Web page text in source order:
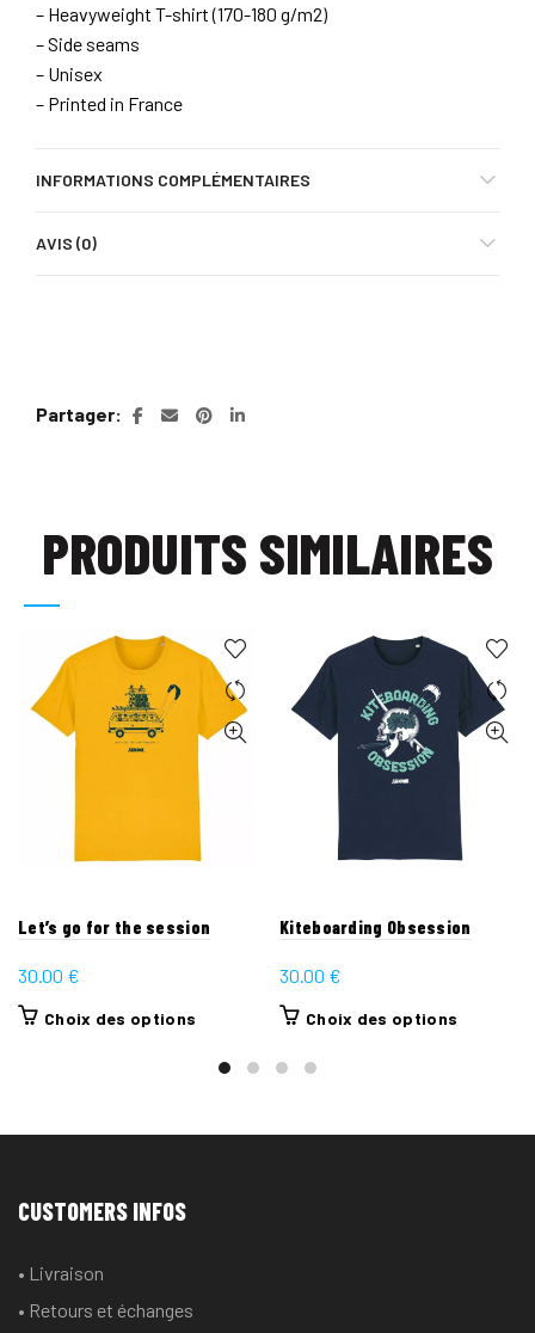
– Heavyweight T-shirt (170-180 g/m2)
– Side seams
– Unisex
– Printed in France
INFORMATIONS COMPLÉMENTAIRES
AVIS (0)
Partager
PRODUITS SIMILAIRES
Let’s go for the session
30.00 €
Choix des options
variations.
Kiteboarding Obsession
30.00 €
Choix des options
CUSTOMERS INFOS
• Livraison
• Retours et échanges